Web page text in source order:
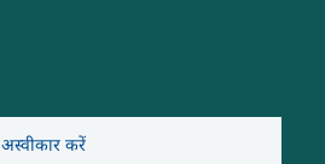
अस्वीकार करें